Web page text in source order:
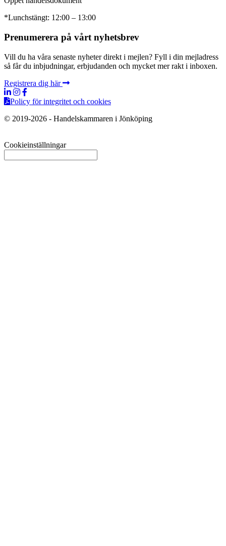
*Lunchstängt: 12:00 – 13:00
Prenumerera på vårt nyhetsbrev
Vill du ha våra senaste nyheter direkt i mejlen? Fyll i din mejladress
så får du inbjudningar, erbjudanden och mycket mer rakt i inboxen.
Registrera dig här
Policy för integritet och cookies
© 2019-2026 - Handelskammaren i Jönköping
Cookieinställningar